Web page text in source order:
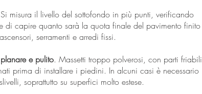
misura il livello del sottofondo in più punti, verificando
di capire quanto sarà la quota finale del pavimento finito
serramenti e arredi fissi.
e pulito. Massetti troppo polverosi, con parti friabili
prima di installare i piedini. In alcuni casi è necessario
soprattutto su superfici molto estese.